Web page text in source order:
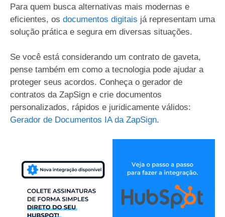
Para quem busca alternativas mais modernas e
eficientes, os documentos digitais já representam uma
solução prática e segura em diversas situações.
Se você está considerando um contrato de gaveta,
pense também em como a tecnologia pode ajudar a
proteger seus acordos. Conheça o gerador de
contratos da ZapSign e crie documentos
personalizados, rápidos e juridicamente válidos:
Gerador de Documentos IA da ZapSign.